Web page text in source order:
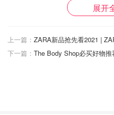
图片来自
一，全手工碎冰切割5A锆石
每个角度看都能折射出超美
展开
上一篇：
下一篇： The Body Shop必买好物推